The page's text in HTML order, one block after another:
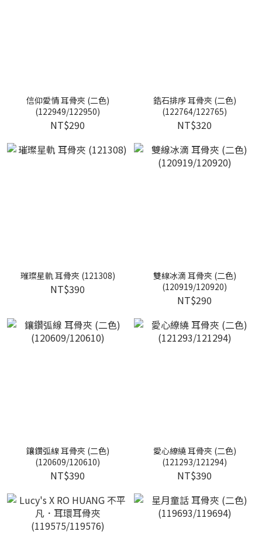
信仰愛情 耳骨夾 (二色)
(122949/122950)
NT$290
鋯石排序 耳骨夾 (二色)
(122764/122765)
NT$320
璀璨星軌 耳骨夾 (121308)
NT$390
雙線冰滴 耳骨夾 (二色)
(120919/120920)
NT$290
鑲鑽弧線 耳骨夾 (二色)
(120609/120610)
NT$390
愛心繚繞 耳骨夾 (二色)
(121293/121294)
NT$390